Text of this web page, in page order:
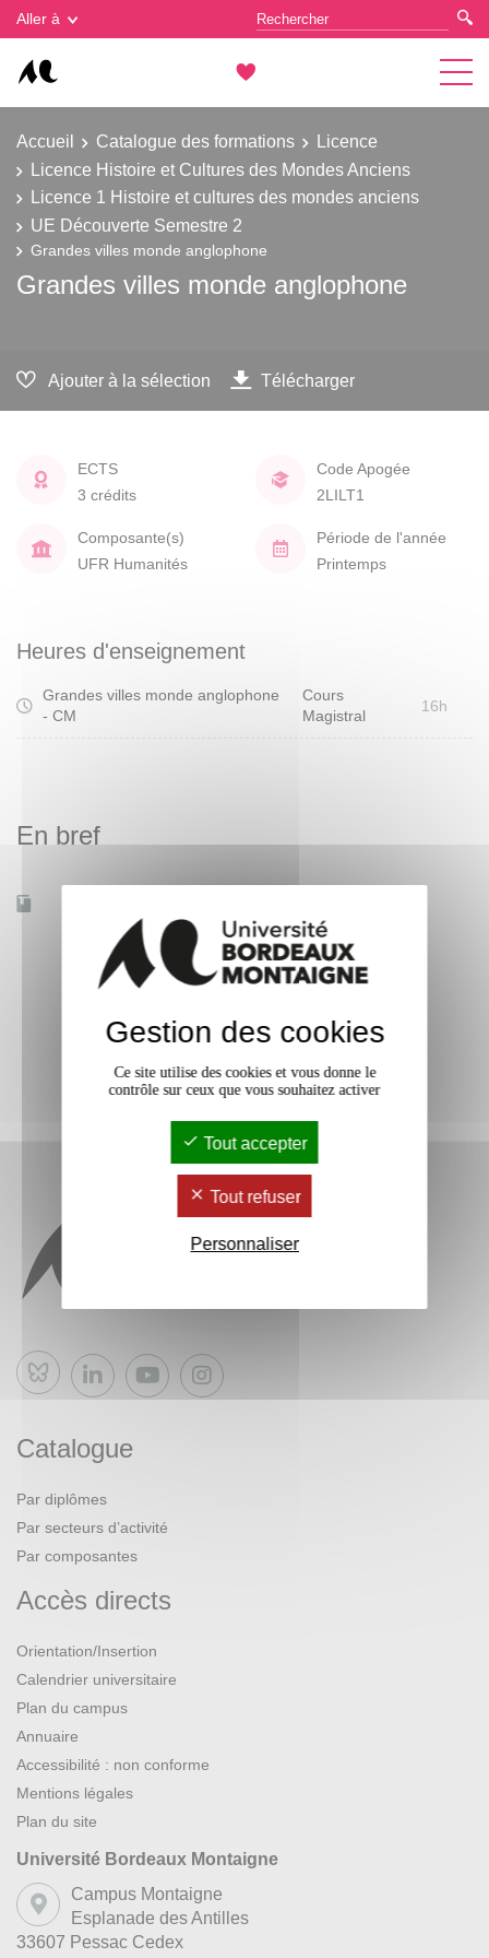
Aller à
Accueil Catalogue des formations
Licence
Licence Histoire et Cultures des Mondes Anciens
Licence 1 Histoire et cultures des mondes anciens
UE Découverte Semestre 2
Grandes villes monde anglophone
Grandes villes monde anglophone
Ajouter à la sélection Télécharger
ECTS
3 crédits
Code Apogée
2LILT1
Composante(s)
UFR Humanités
Période de l'année
Printemps
Heures d'enseignement
Grandes villes monde anglophone
- CM
Cours
Magistral
16h
En bref
Bluesky
Catalogue
Par diplômes
Par secteurs d’activité
Par composantes
Accès directs
Orientation/Insertion
Calendrier universitaire
Plan du campus
Annuaire
Accessibilité : non conforme
Mentions légales
Plan du site
Université Bordeaux Montaigne
Campus Montaigne
Esplanade des Antilles
33607 Pessac Cedex
Gestion des cookies
Gestion des cookies
Ce site utilise des cookies et vous donne le
contrôle sur ceux que vous souhaitez activer
Tout accepter
Tout refuser
Personnaliser